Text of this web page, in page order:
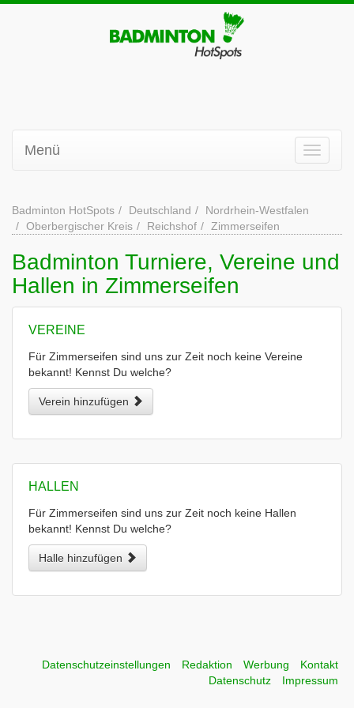
Menü
Badminton HotSpots Deutschland
Nordrhein-Westfalen
Oberbergischer Kreis
Reichshof Zimmerseifen
Badminton Turniere, Vereine und
Hallen in Zimmerseifen
VEREINE
Für Zimmerseifen sind uns zur Zeit noch keine Vereine
bekannt! Kennst Du welche?
Verein hinzufügen
HALLEN
Für Zimmerseifen sind uns zur Zeit noch keine Hallen
bekannt! Kennst Du welche?
Halle hinzufügen
Datenschutzeinstellungen Redaktion Werbung
Kontakt
Datenschutz
Impressum